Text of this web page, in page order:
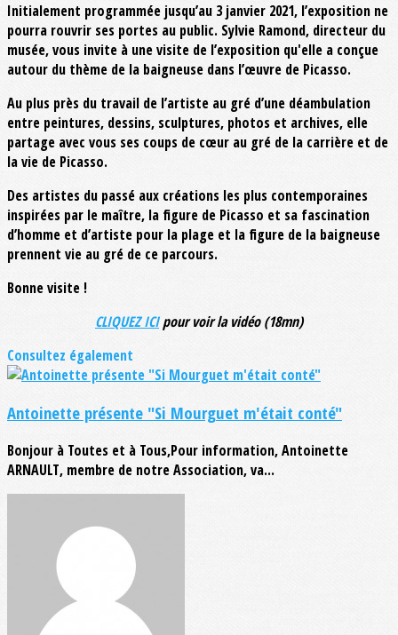
Initialement programmée jusqu’au 3 janvier 2021, l’exposition ne
pourra rouvrir ses portes au public. Sylvie Ramond, directeur du
musée, vous invite à une visite de l’exposition qu'elle a conçue
autour du thème de la baigneuse dans l’œuvre de Picasso.
Au plus près du travail de l’artiste au gré d’une déambulation
entre peintures, dessins, sculptures, photos et archives, elle
partage avec vous ses coups de cœur au gré de la carrière et de
la vie de Picasso.
Des artistes du passé aux créations les plus contemporaines
inspirées par le maître, la figure de Picasso et sa fascination
d’homme et d’artiste pour la plage et la figure de la baigneuse
prennent vie au gré de ce parcours.
Bonne visite !
CLIQUEZ ICIpour voir la vidéo (18mn)
Consultez également
Antoinette présente "Si Mourguet m'était conté"
Bonjour à Toutes et à Tous,Pour information, Antoinette
ARNAULT, membre de notre Association, va...